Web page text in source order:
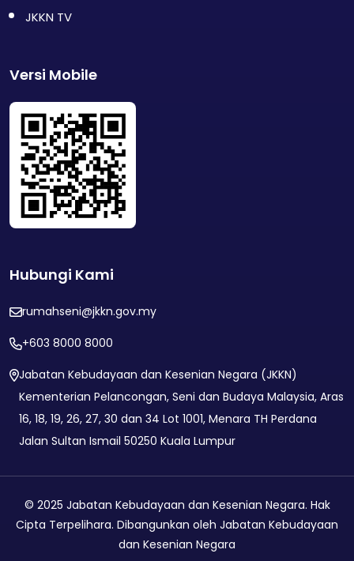
JKKN TV
Versi Mobile
Hubungi Kami
rumahseni@jkkn.gov.my
+603 8000 8000
Jabatan Kebudayaan dan Kesenian Negara (JKKN)
Kementerian Pelancongan, Seni dan Budaya Malaysia, Aras
16, 18, 19, 26, 27, 30 dan 34 Lot 1001, Menara TH Perdana
Jalan Sultan Ismail 50250 Kuala Lumpur
© 2025 Jabatan Kebudayaan dan Kesenian Negara. Hak
Cipta Terpelihara. Dibangunkan oleh Jabatan Kebudayaan
dan Kesenian Negara